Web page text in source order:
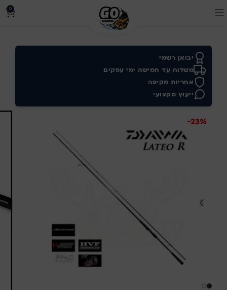
0
יבואן רשמי
משלוח עד חמישה ימי עסקים
אחריות מקיפה
ייעוץ מקצועי
-23%